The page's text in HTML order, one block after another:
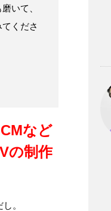
いて、
くださ
など
の制作
。